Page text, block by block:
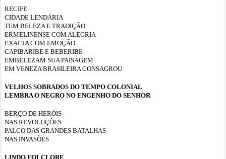
RECIFE
CIDADE LENDÁRIA
TEM BELEZA E TRADIÇÃO
ERMELINENSE COM ALEGRIA
EXALTA COM EMOÇÃO
CAPIBARIBE E BEBERIBE
EMBELEZAM SUA PAISAGEM
EM VENEZA BRASILEIRA CONSAGROU
VELHOS SOBRADOS DO TEMPO COLONIAL
LEMBRA O NEGRO NO ENGENHO DO SENHOR
BERÇO DE HERÓIS
NAS REVOLUÇÕES
PALCO DAS GRANDES BATALHAS
NAS INVASÕES
LINDO FOLCLORE